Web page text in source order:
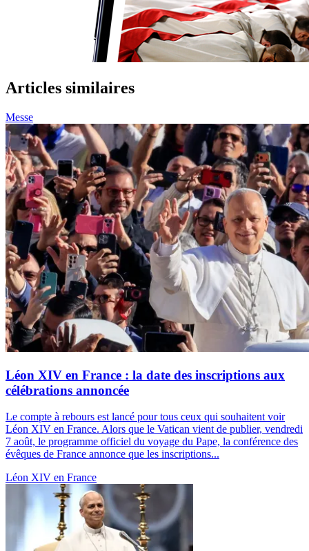
Articles similaires
Messe
Léon XIV en France : la date des inscriptions aux
célébrations annoncée
Le compte à rebours est lancé pour tous ceux qui souhaitent voir
Léon XIV en France. Alors que le Vatican vient de publier, vendredi
7 août, le programme officiel du voyage du Pape, la conférence des
évêques de France annonce que les inscriptions...
Léon XIV en France